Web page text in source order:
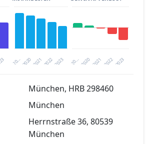
20… 2021 2023
2020 2022 20… 2021 2023
2020 2022
nach kostenloser
Registrierung verfügbar
kostenlos registrieren
München, HRB 298460
München
Herrnstraße 36, 80539
München